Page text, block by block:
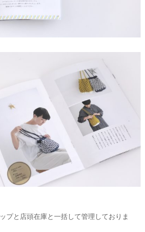
プと店頭在庫と一括して管理しておりま